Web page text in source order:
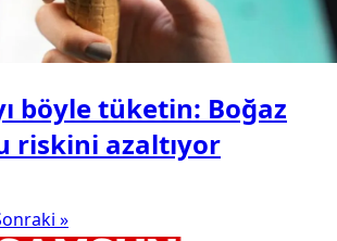
böyle tüketin: Boğaz
riskini azaltıyor
»